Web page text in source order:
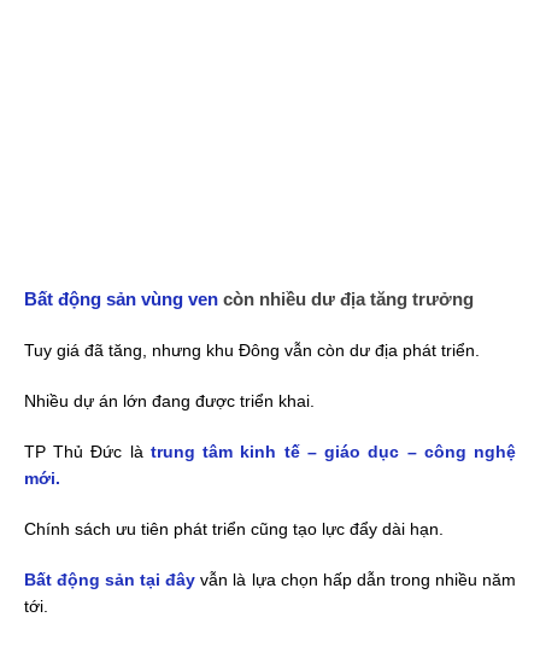
Bất động sản vùng ven còn nhiều dư địa tăng trưởng
Tuy giá đã tăng, nhưng khu Đông vẫn còn dư địa phát triển.
Nhiều dự án lớn đang được triển khai.
TP Thủ Đức là trung tâm kinh tế – giáo dục – công nghệ
mới.
Chính sách ưu tiên phát triển cũng tạo lực đẩy dài hạn.
Bất động sản tại đây vẫn là lựa chọn hấp dẫn trong nhiều năm
tới.